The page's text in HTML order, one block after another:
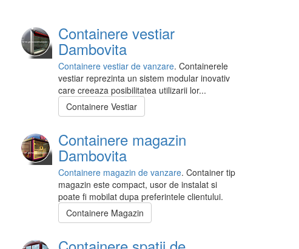
Containere vestiar
Dambovita
Containere vestiar de vanzare. Containerele
vestiar reprezinta un sistem modular inovativ
care creeaza posibilitatea utilizarii lor...
Containere Vestiar
Containere magazin
Dambovita
Containere magazin de vanzare. Container tip
magazin este compact, usor de instalat si
poate fi mobilat dupa preferintele clientului.
Containere Magazin